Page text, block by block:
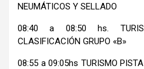
NEUMÁTICOS Y SELLADO
08:40 a 08:50 hs.
CLASIFICACIÓN GRUPO «B»
08:55 a 09:05hs TURISMO